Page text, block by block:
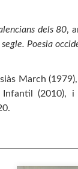
dels 80,
segle. Poesia
March
(2010),